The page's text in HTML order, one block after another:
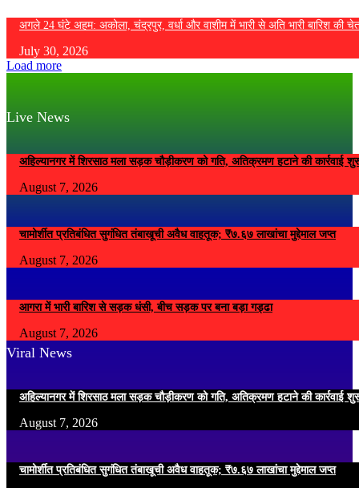
अगले 24 घंटे अहम: अकोला, चंद्रपुर, वर्धा और वाशीम में भारी से अति भारी बारिश की
July 30, 2026
Load more
Live News
अहिल्यानगर में शिरसाठ मला सड़क चौड़ीकरण को गति, अतिक्रमण हटाने की कार्रवाई
August 7, 2026
चामोर्शीत प्रतिबंधित सुगंधित तंबाखूची अवैध वाहतूक; ₹७.६७ लाखांचा मुद्देमाल जप्त
August 7, 2026
आगरा में भारी बारिश से सड़क धंसी, बीच सड़क पर बना बड़ा गड्ढा
August 7, 2026
Viral News
अहिल्यानगर में शिरसाठ मला सड़क चौड़ीकरण को गति, अतिक्रमण हटाने की कार्रवाई
August 7, 2026
चामोर्शीत प्रतिबंधित सुगंधित तंबाखूची अवैध वाहतूक; ₹७.६७ लाखांचा मुद्देमाल जप्त